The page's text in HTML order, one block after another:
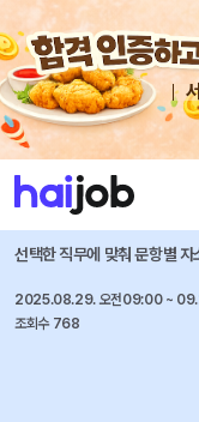
채용공고 자소서 자유항목
LG전자 즐겨찾기
2025 하반기 신입사
선택한 직무에 맞춰 문항별
2025.08.29. 오전09:00 ~
조회수 768